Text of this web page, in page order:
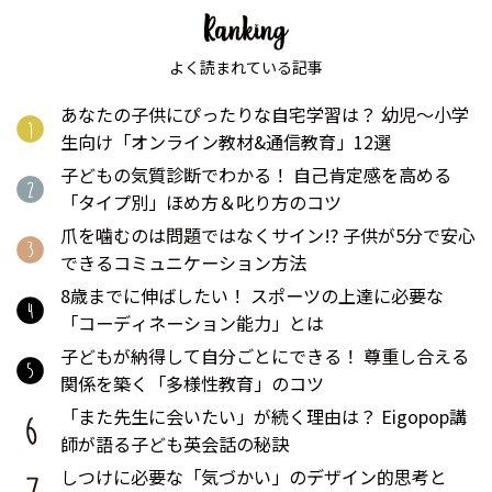
よく読まれている記事
あなたの子供にぴったりな自宅学習は？ 幼児〜小学
生向け「オンライン教材&通信教育」12選
子どもの気質診断でわかる！ 自己肯定感を高める
「タイプ別」ほめ方＆叱り方のコツ
爪を噛むのは問題ではなくサイン!? 子供が5分で安心
できるコミュニケーション方法
8歳までに伸ばしたい！ スポーツの上達に必要な
「コーディネーション能力」とは
子どもが納得して自分ごとにできる！ 尊重し合える
関係を築く「多様性教育」のコツ
「また先生に会いたい」が続く理由は？ Eigopop講
師が語る子ども英会話の秘訣
しつけに必要な「気づかい」のデザイン的思考と